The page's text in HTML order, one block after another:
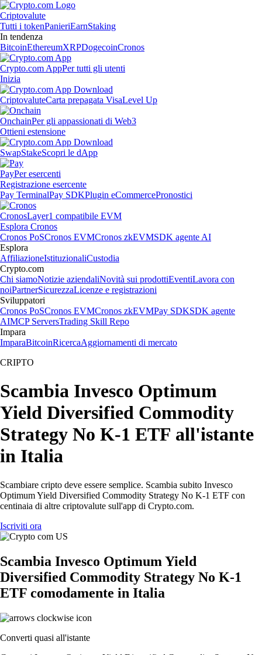
Criptovalute
Tutti i tokenPanieriEarnStaking
In tendenza
BitcoinEthereumXRPDogecoinCronos
Crypto.com AppPer tutti gli utenti
Inizia
CriptovaluteCarta prepagata VisaLevel Up
OnchainPer gli appassionati di Web3
Ottieni estensione
SwapStakeScopri le dApp
PayPer esercenti
Registrazione esercente
Pay TerminalPay SDKPlugin eCommercePronostici
CronosLayer1 compatibile EVM
Esplora Cronos
Cronos PoSCronos EVMCronos zkEVMSDK agente AI
Esplora
AffiliazioneIstituzionaliCustodia
Crypto.com
Chi siamoNotizie aziendaliNovità sui prodottiEventiLavora con
noiPartnerSicurezzaLicenze e registrazioni
Sviluppatori
Cronos PoSCronos EVMCronos zkEVMPay SDKSDK agente
AIMCP ServersTrading Skill Repo
Impara
ImparaBitcoinRicercaAggiornamenti di mercato
CRIPTO
Scambia Invesco Optimum
Yield Diversified Commodity
Strategy No K-1 ETF all'istante
in Italia
Scambiare cripto deve essere semplice. Scambia subito Invesco
Optimum Yield Diversified Commodity Strategy No K-1 ETF con
centinaia di altre criptovalute sull'app di Crypto.com.
Iscriviti ora
Scambia Invesco Optimum Yield
Diversified Commodity Strategy No K-1
ETF comodamente in Italia
Converti quasi all'istante